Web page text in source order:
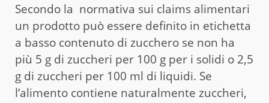
Secondo la normativa sui claims alimentari
un prodotto può essere definito in etichetta
a basso contenuto di zucchero se non ha
più 5 g di zuccheri per 100 g per i solidi o 2,5
g di zuccheri per 100 ml di liquidi. Se
l’alimento contiene naturalmente zuccheri,